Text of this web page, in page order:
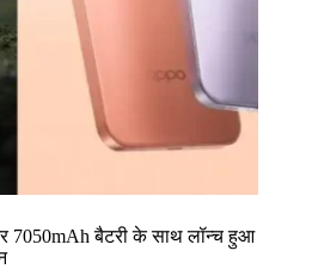
7050mAh बैटरी के साथ लॉन्च हुआ